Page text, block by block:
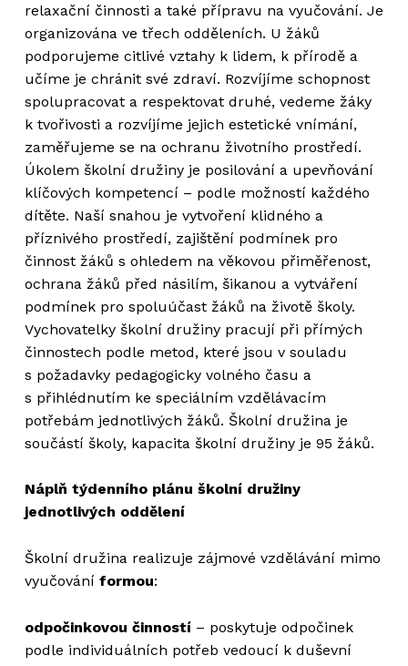
relaxační činnosti a také přípravu na vyučování. Je
organizována ve třech odděleních. U žáků
podporujeme citlivé vztahy k lidem, k přírodě a
učíme je chránit své zdraví. Rozvíjíme schopnost
spolupracovat a respektovat druhé, vedeme žáky
k tvořivosti a rozvíjíme jejich estetické vnímání,
zaměřujeme se na ochranu životního prostředí.
Úkolem školní družiny je posilování a upevňování
klíčových kompetencí – podle možností každého
dítěte. Naší snahou je vytvoření klidného a
příznivého prostředí, zajištění podmínek pro
činnost žáků s ohledem na věkovou přiměřenost,
ochrana žáků před násilím, šikanou a vytváření
podmínek pro spoluúčast žáků na životě školy.
Vychovatelky školní družiny pracují při přímých
činnostech podle metod, které jsou v souladu
s požadavky pedagogicky volného času a
s přihlédnutím ke speciálním vzdělávacím
potřebám jednotlivých žáků. Školní družina je
součástí školy, kapacita školní družiny je 95 žáků.
Náplň týdenního plánu školní družiny
jednotlivých oddělení
Školní družina realizuje zájmové vzdělávání mimo
vyučování formou:
odpočinkovou činností– poskytuje odpočinek
podle individuálních potřeb vedoucí k duševní